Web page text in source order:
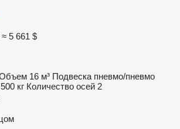
≈ 5 661 $
16 м³ Подвеска пневмо/пневмо
кг Количество осей 2